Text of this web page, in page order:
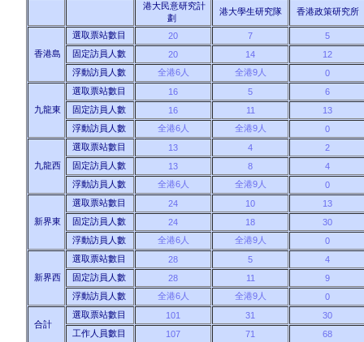
港大民意研究計
劃
港大學生研究隊 香港政策研究所
香港島
選取票站數目 20 7
5
固定訪員人數
20 14
12
浮動訪員人數
全港6人 全港9人 0
九龍東
選取票站數目 16 5
6
固定訪員人數
16 11
13
浮動訪員人數
全港6人 全港9人 0
九龍西
選取票站數目 13 4
2
固定訪員人數
13 8
4
浮動訪員人數
全港6人 全港9人 0
新界東
選取票站數目 24 10
13
固定訪員人數
24 18
30
浮動訪員人數
全港6人 全港9人 0
新界西
選取票站數目 28 5
4
固定訪員人數
28 11
9
浮動訪員人數
全港6人 全港9人 0
合計
選取票站數目 101 31
30
工作人員數目
107 71 68